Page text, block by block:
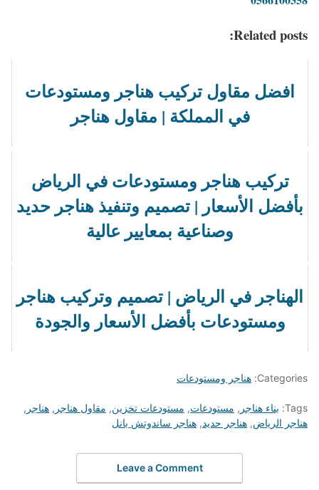
Related posts:
افضل مقاول تركيب هناجر ومستودعات
في المملكة | مقاول هناجر
تركيب هناجر ومستودعات في الرياض
بأفضل الأسعار | تصميم وتنفيذ هناجر حديد
وصناعية بمعايير عالية
الهناجر في الرياض | تصميم وتركيب هناجر
ومستودعات بأفضل الأسعار والجودة
Categories: هناجر ومستودعات
Tags: بناء هناجر , مستودعات, مستودعات تخزين, مقاول هناجر , هناجر ,
هناجر الرياض, هناجر حديد, هناجر ساندوتش بانل
Leave a Comment